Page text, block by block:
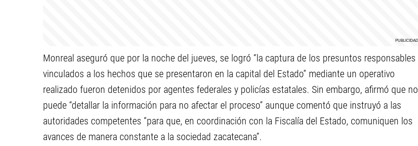
Monreal aseguró que por la noche del jueves, se logró “la captura de los presuntos responsables
vinculados a los hechos que se presentaron en la capital del Estado” mediante un operativo
realizado fueron detenidos por agentes federales y policías estatales. Sin embargo, afirmó que no
puede “detallar la información para no afectar el proceso” aunque comentó que instruyó a las
autoridades competentes “para que, en coordinación con la Fiscalía del Estado, comuniquen los
avances de manera constante a la sociedad zacatecana”.